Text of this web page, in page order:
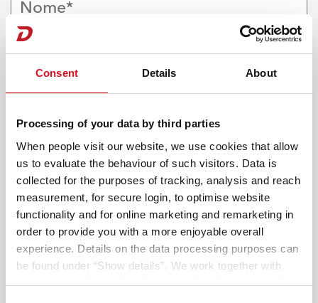
Consent Details About
Processing of your data by third parties
When people visit our website, we use cookies that allow
us to evaluate the behaviour of such visitors. Data is
collected for the purposes of tracking, analysis and reach
measurement, for secure login, to optimise website
functionality and for online marketing and remarketing in
order to provide you with a more enjoyable overall
experience. Details on the data processing purposes can
be found under “Show details”. We work together with
service providers and third parties who also process the
Italia (+39)
2
Sai già quale modello vorresti vedere?